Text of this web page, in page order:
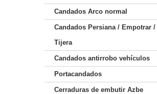
Candados Arco normal
Candados Persiana / Empotrar /
Tijera
Candados antirrobo vehículos
Portacandados
Cerraduras de embutir Azbe